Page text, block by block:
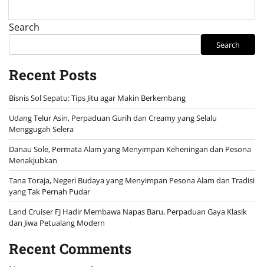
Search
Search
Recent Posts
Bisnis Sol Sepatu: Tips Jitu agar Makin Berkembang
Udang Telur Asin, Perpaduan Gurih dan Creamy yang Selalu
Menggugah Selera
Danau Sole, Permata Alam yang Menyimpan Keheningan dan Pesona
Menakjubkan
Tana Toraja, Negeri Budaya yang Menyimpan Pesona Alam dan Tradisi
yang Tak Pernah Pudar
Land Cruiser FJ Hadir Membawa Napas Baru, Perpaduan Gaya Klasik
dan Jiwa Petualang Modern
Recent Comments